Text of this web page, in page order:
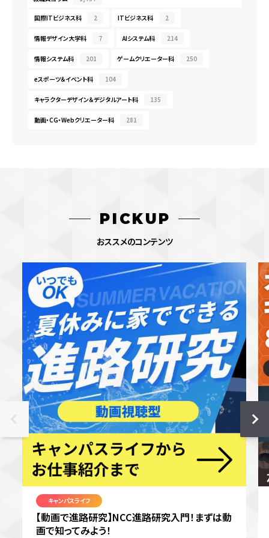
国際ITビジネス科 2 ITビジネス科 2
情報デザイン大学科 7 AIシステム科 214
情報システム科 201 ゲームクリエーター科 250
eスポーツ＆イベント科 104
キャラクターデザイン＆デジタルアート科 135
動画・CG・Webクリエーター科 281
PICKUP
おススメのコンテンツ
キャンパスライフ
【動画で進路研究】NCC進路研究入門！まずは動
画で知ってみよう！